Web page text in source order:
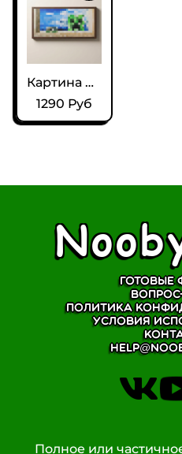
Картина Крипер из Майнкрафт
1290 Руб
Готовые
Политика
Условия
Полное или